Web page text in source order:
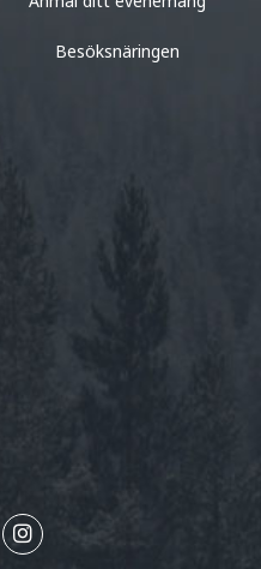
Besöksnäringen